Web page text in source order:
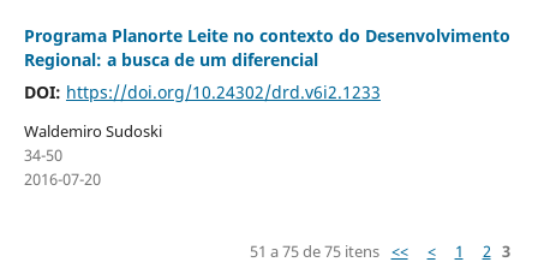
Programa Planorte Leite no contexto do Desenvolvimento
Regional: a busca de um diferencial
DOI: https://doi.org/10.24302/drd.v6i2.1233
Waldemiro Sudoski
34-50
2016-07-20
51 a 75 de 75 itens << < 1 2 3